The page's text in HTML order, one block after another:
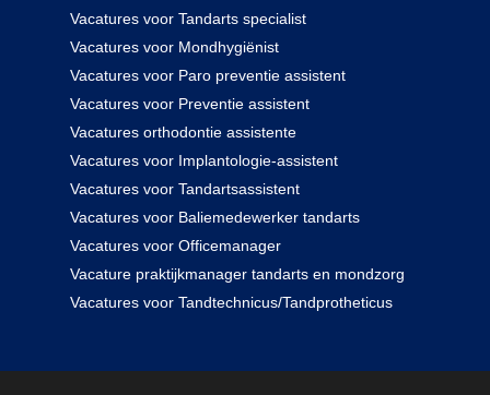
Vacatures voor Tandarts specialist
Vacatures voor Mondhygiënist
Vacatures voor Paro preventie assistent
Vacatures voor Preventie assistent
Vacatures orthodontie assistente
Vacatures voor Implantologie-assistent
Vacatures voor Tandartsassistent
Vacatures voor Baliemedewerker tandarts
Vacatures voor Officemanager
Vacature praktijkmanager tandarts en mondzorg
Vacatures voor Tandtechnicus/Tandprotheticus